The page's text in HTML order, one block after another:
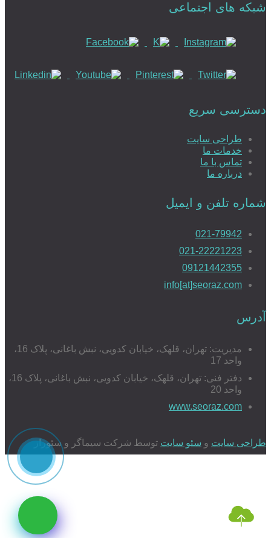
شبکه های اجتماعی
دسترسی سریع
طراحی سایت
خدمات ما
تماس با ما
درباره ما
شماره تلفن و ایمیل
021-79942
021-22221223
09121442355
info[at]seoraz.com
آدرس
مدیریت: تهران، قلهک، خیابان کدویی، نبش باغانی، پلاک 16،
واحد 17
دفتر فنی: تهران، قلهک، خیابان کدویی، نبش باغانی، پلاک 16،
واحد 20
www.seoraz.com
طراحی سایت و سئو سایت توسط شرکت سیماگر و سئوراز